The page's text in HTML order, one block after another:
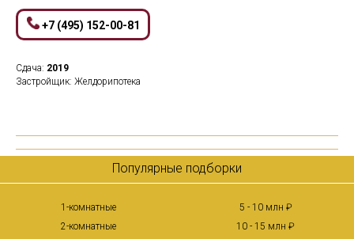
+7 (495) 152-00-81
Сдача: 2019
Застройщик: Желдорипотека
Популярные подборки
1-комнатные
2-комнатные
5 - 10 млн ₽
10 - 15 млн ₽